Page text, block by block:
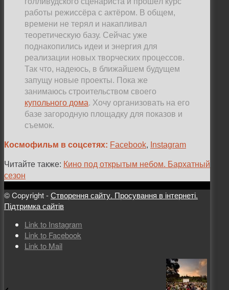
работы режиссёра с актёром. В общем,
времени не терял и накапливал
теоретическую базу. Сейчас уже
поднакопились идеи и энергия для
реализации новых творческих процессов.
Так что, надеюсь, в ближайшем будущем
запущу новые проекты. Пока же
занимаюсь строительством своего
купольного дома. Хочу организовать на его
базе загородную площадку для показов и
съемок.
Космофильм в соцсетях: Facebook, Instagram
Читайте также: Кино под открытым небом. Бархатный
сезон
© Copyright -Створення сайту. Просування в інтернеті.
Підтримка сайтів
Link to Instagram
Link to Facebook
Link to Mail